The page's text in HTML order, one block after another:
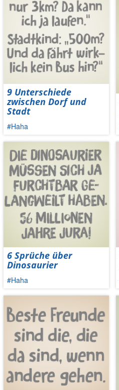
9 Unterschiede
zwischen Dorf und
Stadt
#Haha
6 Sprüche über
Dinosaurier
#Haha